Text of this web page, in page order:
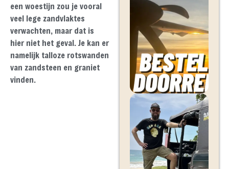
een woestijn zou je vooral
veel lege zandvlaktes
verwachten, maar dat is
hier niet het geval. Je kan er
namelijk talloze rotswanden
van zandsteen en graniet
vinden.